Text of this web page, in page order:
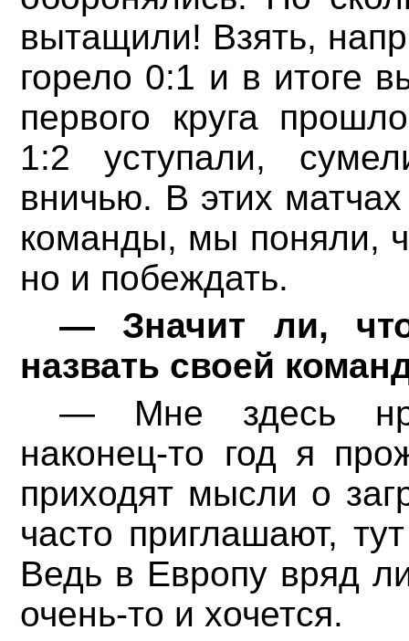
вытащили! Взять,
горело 0:1 и в итоге
первого круга
1:2 уступали,
вничью. В этих
команды, мы поняли,
но и побеждать.
— Значит ли,
назвать своей
— Мне здесь
наконец-то год я
приходят мысли о
часто приглашают,
Ведь в Европу вряд
очень-то и хочется.